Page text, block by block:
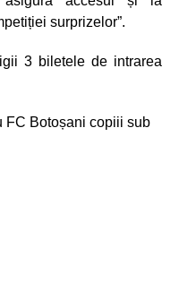
surprizelor”.
3 biletele de intrarea
FC Botoșani copiii sub